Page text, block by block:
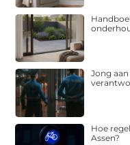
Jong
Hoe
Assen?